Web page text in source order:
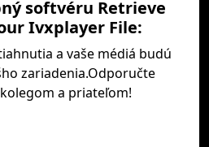
softvéru Retrieve
Ivxplayer File:
a vaše médiá budú
zariadenia.Odporučte
a priateľom!